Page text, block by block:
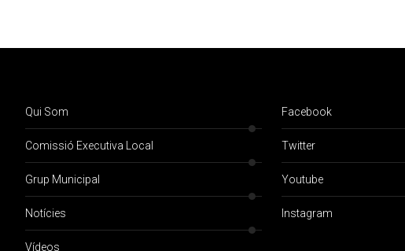
Qui Som
Comissió Executiva Local
Grup Municipal
Notícies
Vídeos
Facebook
Twitter
Youtube
Instagram